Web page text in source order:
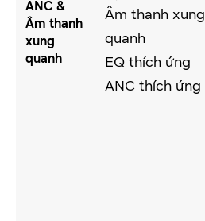
ANC &
Âm thanh
xung
quanh
Âm thanh xung
quanh
EQ thích ứng
ANC thích ứng